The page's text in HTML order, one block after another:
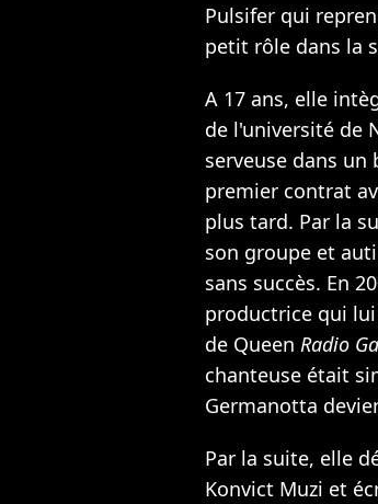
Pulsifer qui
petit rôle dans la
A 17 ans, elle
de l'université de
serveuse dans un
premier contrat
plus tard. Par la
son groupe et
sans succès. En
productrice qui
de Queen Radio
chanteuse était
Germanotta
Par la suite, elle
Konvict Muzi et